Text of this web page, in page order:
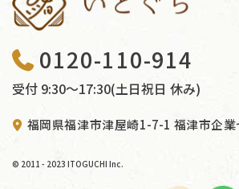
0120-110-914
受付 9:30〜17:30(土日祝日 休み)
福岡県福津市津屋崎1-7-1 福津市企
© 2011 - 2023 ITOGUCHI Inc.